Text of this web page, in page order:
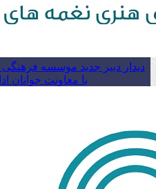
دیدار دبیر جدید موسسه
با معاونت جوانان